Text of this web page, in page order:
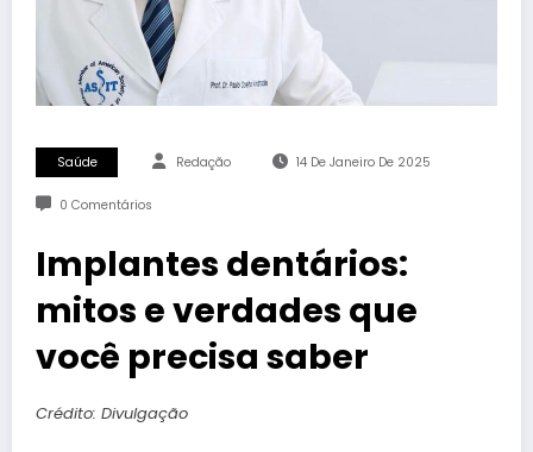
Saúde Redação 14 De Janeiro De 2025
0 Comentários
Implantes dentários:
mitos e verdades que
você precisa saber
Crédito: Divulgação